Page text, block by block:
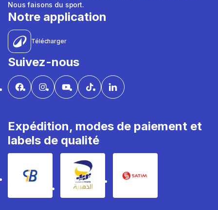
Nous faisons du sport.
Notre application
Télécharger
Suivez-nous
Expédition, modes de paiement et
labels de qualité